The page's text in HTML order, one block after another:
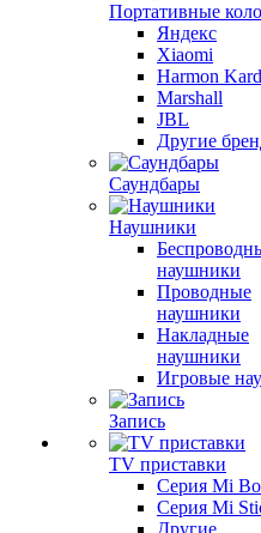
Портативные
Яндекс
Xiaomi
Harmon
Marshall
JBL
Другие
Саундбары
Наушники
наушники
Проводные
наушники
Накладные
наушники
Игровые
Запись
TV приставки
Серия Mi
Серия Mi
Другие